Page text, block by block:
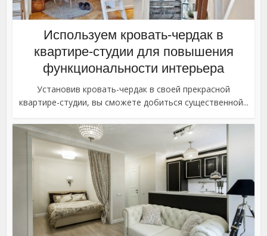
Используем кровать-чердак в
квартире-студии для повышения
функциональности интерьера
Установив кровать-чердак в своей прекрасной
квартире-студии, вы сможете добиться существенной...